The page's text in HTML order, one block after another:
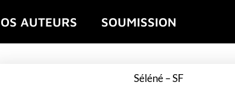
AUTEURS SOUMISSION
Séléné – SF